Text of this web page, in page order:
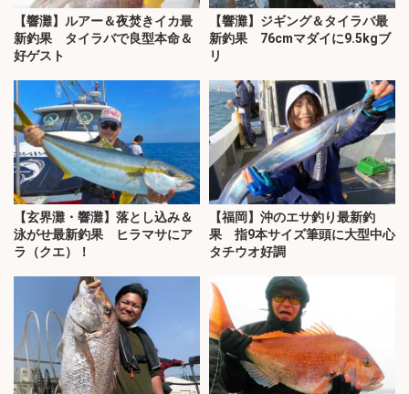
【響灘】ルアー＆夜焚きイカ最
新釣果 タイラバで良型本命＆
好ゲスト
【響灘】ジギング＆タイラバ最
新釣果 76cmマダイに9.5kgブ
リ
【玄界灘・響灘】落とし込み＆
泳がせ最新釣果 ヒラマサにア
ラ（クエ）！
【福岡】沖のエサ釣り最新釣
果 指9本サイズ筆頭に大型中心
タチウオ好調